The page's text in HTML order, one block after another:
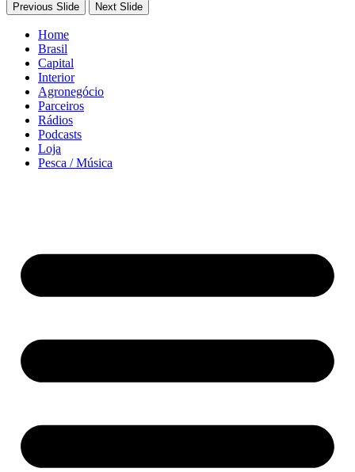
Previous Slide Next Slide
Home
Brasil
Capital
Interior
Agronegócio
Parceiros
Rádios
Podcasts
Loja
Pesca / Música